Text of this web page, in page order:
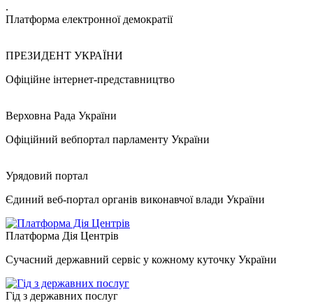
.
Платформа електронної демократії
ПРЕЗИДЕНТ УКРАЇНИ
Офіційне інтернет-представництво
Верховна Рада України
Офіційний вебпортал парламенту України
Урядовий портал
Єдиний веб-портал органів виконавчої влади України
Платформа Дія Центрів
Сучасний державний сервіс у кожному куточку України
Гід з державних послуг